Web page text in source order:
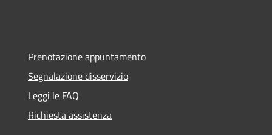
Prenotazione appuntamento
Segnalazione disservizio
Leggi le FAQ
Richiesta assistenza